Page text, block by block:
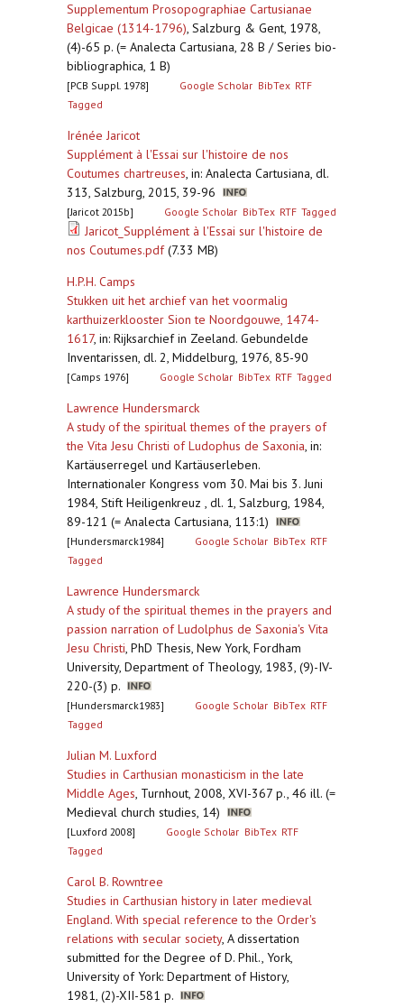
Supplementum Prosopographiae Cartusianae
Belgicae (1314-1796), Salzburg & Gent, 1978,
(4)-65 p. (= Analecta Cartusiana, 28 B / Series bio-
bibliographica, 1 B)
[PCB Suppl. 1978] Google Scholar BibTex RTF
Tagged
Irénée Jaricot
Supplément à l'Essai sur l'histoire de nos
Coutumes chartreuses, in: Analecta Cartusiana, dl.
313, Salzburg, 2015, 39-96
[Jaricot 2015b] Google Scholar BibTex RTF Tagged
Jaricot_Supplément à l'Essai sur l'histoire de
nos Coutumes.pdf(7.33 MB)
H.P.H. Camps
Stukken uit het archief van het voormalig
karthuizerklooster Sion te Noordgouwe, 1474-
1617, in: Rijksarchief in Zeeland. Gebundelde
Inventarissen, dl. 2, Middelburg, 1976, 85-90
[Camps 1976] Google Scholar BibTex RTF Tagged
Lawrence Hundersmarck
A study of the spiritual themes of the prayers of
the Vita Jesu Christi of Ludophus de Saxonia, in:
Kartäuserregel und Kartäuserleben.
Internationaler Kongress vom 30. Mai bis 3. Juni
1984, Stift Heiligenkreuz , dl. 1, Salzburg, 1984,
89-121 (= Analecta Cartusiana, 113:1)
[Hundersmarck1984] Google Scholar BibTex RTF
Tagged
Lawrence Hundersmarck
A study of the spiritual themes in the prayers and
passion narration of Ludolphus de Saxonia's Vita
Jesu Christi, PhD Thesis, New York, Fordham
University, Department of Theology, 1983, (9)-IV-
220-(3) p.
[Hundersmarck1983] Google Scholar BibTex RTF
Tagged
Julian M. Luxford
Studies in Carthusian monasticism in the late
Middle Ages, Turnhout, 2008, XVI-367 p., 46 ill. (=
Medieval church studies, 14)
[Luxford 2008] Google Scholar BibTex RTF
Tagged
Carol B. Rowntree
Studies in Carthusian history in later medieval
England. With special reference to the Order's
relations with secular society, A dissertation
submitted for the Degree of D. Phil., York,
University of York: Department of History,
1981, (2)-XII-581 p.